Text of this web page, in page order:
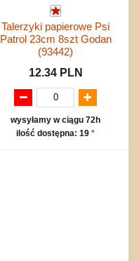
Talerzyki papierowe Psi
Patrol 23cm 8szt Godan
(93442)
12.34 PLN
wysyłamy w ciągu 72h
ilość dostępna: 19 *